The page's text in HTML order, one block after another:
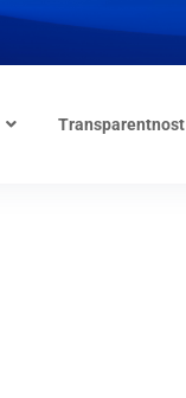
Transparentnost